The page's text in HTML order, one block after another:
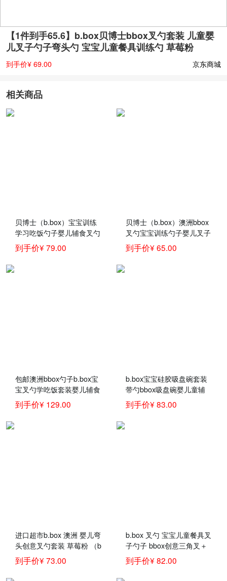
【1件到手65.6】b.box贝博士bbox叉勺套装 儿童婴
儿叉子勺子弯头勺 宝宝儿童餐具训练勺 草莓粉
到手价¥ 69.00 京东商城
相关商品
贝博士（b.box）宝宝训练
学习吃饭勺子婴儿辅食叉勺
套装三合一辅食吸管碗儿童
餐具新 bbox叉勺-红橙
到手价¥ 79.00
贝博士（b.box）澳洲bbox
叉勺宝宝训练勺子婴儿叉子
新生儿童练习学吃饭勺弯头
歪把辅食餐具套装 紫黄色
到手价¥ 65.00
包邮澳洲bbox勺子b.box宝
宝叉勺学吃饭套装婴儿辅食
碗勺儿童餐具
到手价¥ 129.00
b.box宝宝硅胶吸盘碗套装
带勺bbox吸盘碗婴儿童辅
食碗勺一体式硅胶喂食套装
黄色
到手价¥ 83.00
进口超市b.box 澳洲 婴儿弯
头创意叉勺套装 草莓粉 （b
box训练勺 宝宝儿童餐具叉
子勺子）
到手价¥ 73.00
b.box 叉勺 宝宝儿童餐具叉
子勺子 bbox创意三角叉＋
勺套装 橙红色
到手价¥ 82.00